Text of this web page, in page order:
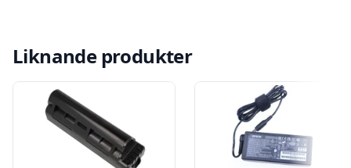
Liknande produkter